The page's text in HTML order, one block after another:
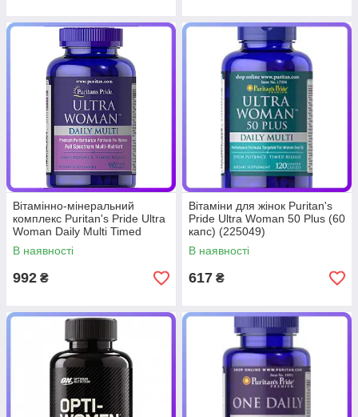
Вітамінно-мінеральний
комплекс Puritan's Pride Ultra
Woman Daily Multi Timed
Release (90 капс) (224953)
В наявності
992 ₴
Вітаміни для жінок Puritan's
Pride Ultra Woman 50 Plus (60
капс) (225049)
В наявності
617 ₴